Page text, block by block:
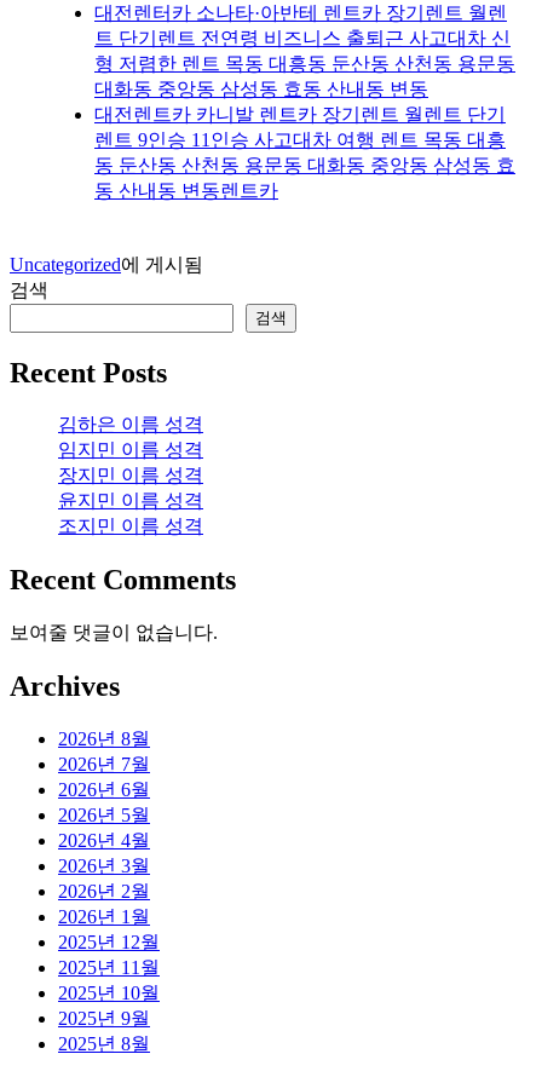
대전렌터카 소나타·아반테 렌트카 장기렌트 월렌
트 단기렌트 전연령 비즈니스 출퇴근 사고대차 신
형 저렴한 렌트 목동 대흥동 둔산동 산천동 용문동
대화동 중앙동 삼성동 효동 산내동 변동
대전렌트카 카니발 렌트카 장기렌트 월렌트 단기
렌트 9인승 11인승 사고대차 여행 렌트 목동 대흥
동 둔산동 산천동 용문동 대화동 중앙동 삼성동 효
동 산내동 변동렌트카
Uncategorized에 게시됨
검색
검색
Recent Posts
김하은 이름 성격
임지민 이름 성격
장지민 이름 성격
윤지민 이름 성격
조지민 이름 성격
Recent Comments
보여줄 댓글이 없습니다.
Archives
2026년 8월
2026년 7월
2026년 6월
2026년 5월
2026년 4월
2026년 3월
2026년 2월
2026년 1월
2025년 12월
2025년 11월
2025년 10월
2025년 9월
2025년 8월